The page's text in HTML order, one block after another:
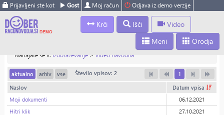
Prijavljeni ste kot Gost Moj račun Odjava iz demo verzije
Krči Išči
Video
Orodja
Meni
Nahajate se v:Izobraževanje>Video navodila
aktualno arhiv vse Število vpisov: 2 1
Naslov
Datum vpisa
Moji dokumenti
06.12.2021
Hitri klik
27.10.2021